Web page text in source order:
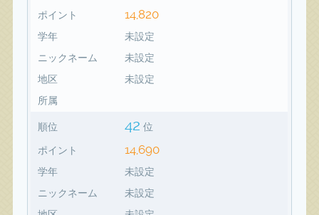
ポイント 14,820
学年
未設定
ニックネーム
未設定
地区
未設定
所属
順位 42 位
ポイント 14,690
学年
未設定
ニックネーム
未設定